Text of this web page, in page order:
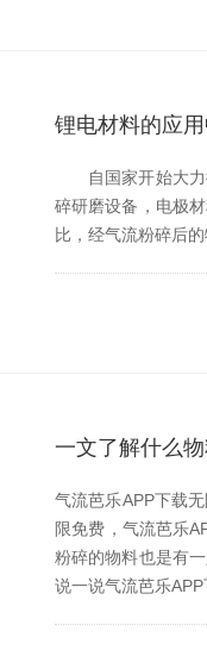
锂电材料的应
自国家开始大力推
碎研磨设备，电极
比，经气流粉碎后的
一文了解什么
气流芭乐APP下载无
限免费，气流芭
粉碎的物料也是有一
说一说气流芭乐APP